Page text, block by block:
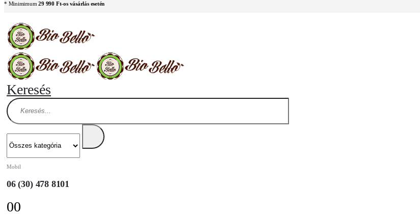
* Minimimum29 990 Ft-os vásárlás esetén
Keresés
Mobil
06 (30) 478 8101
00